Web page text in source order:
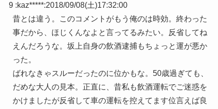
9 :kaz*****:2018/09/08(土)17:32:00
昔とは違う。このコメントがもう俺のは時効。終わった
事だから、ほじくんなよと言ってるみたい。反省してね
えんだろうな。坂上自身の飲酒逮捕もちょっと運が悪か
った。
ばれなきゃスルーだったのに位かもな。50歳過ぎても、
だめな大人の見本。正直に、昔私も飲酒運転でご迷惑を
かけましたが反省して車の運転を控えてます位言えば良